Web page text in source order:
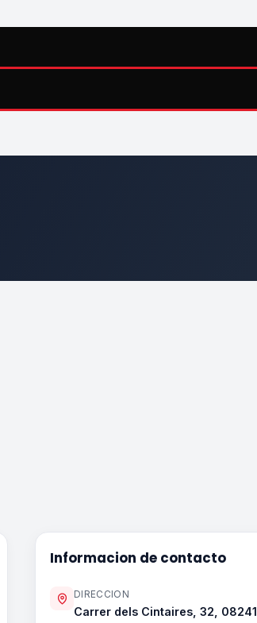
Informacion de contacto
DIRECCION
Carrer dels Cintaires, 32, 08241